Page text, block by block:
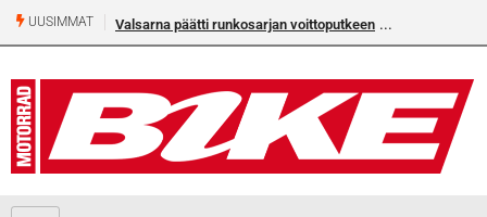
UUSIMMAT Valsarna päätti runkosarjan voittoputkeen